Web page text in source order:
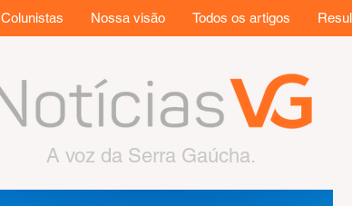
Colunistas Nossa visão Todos os artigos
A voz da Serra Gaúcha.